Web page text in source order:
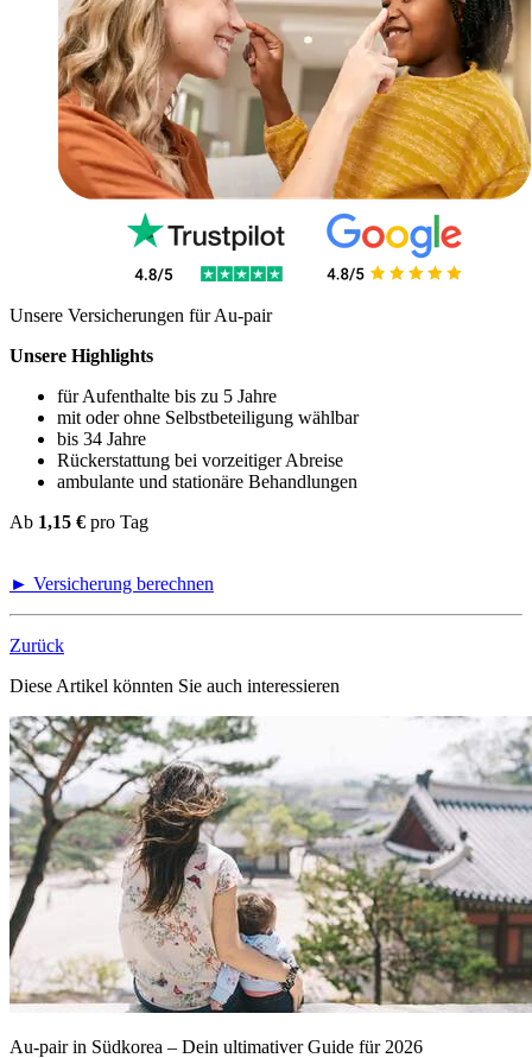
Unsere Versicherungen für Au-pair
Unsere Highlights
für Aufenthalte bis zu 5 Jahre
mit oder ohne Selbstbeteiligung wählbar
bis 34 Jahre
Rückerstattung bei vorzeitiger Abreise
ambulante und stationäre Behandlungen
Ab 1,15 € pro Tag
► Versicherung berechnen
Zurück
Diese Artikel könnten Sie auch interessieren
Au-pair in Südkorea – Dein ultimativer Guide für 2026